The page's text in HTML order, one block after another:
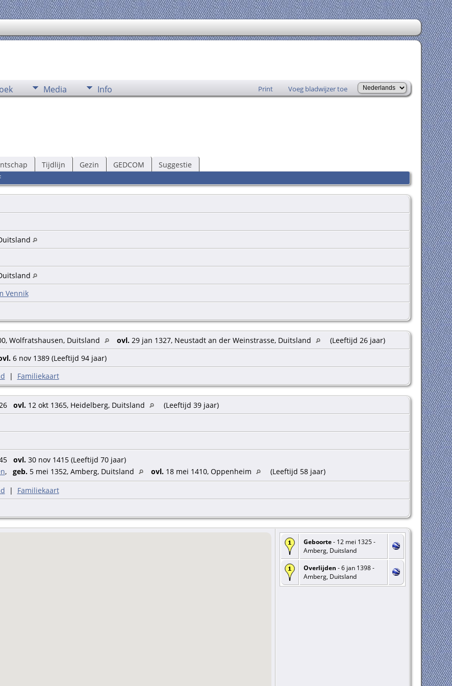
Media Info Print Voeg bladwijzer toe
Tijdlijn Gezin GEDCOM Suggestie
Vennik
Wolfratshausen, Duitsland ovl.29 jan 1327, Neustadt an der Weinstrasse, Duitsland
(Leeftijd 26 jaar)
6 nov 1389 (Leeftijd 94 jaar)
| Familiekaart
ovl.12 okt 1365, Heidelberg, Duitsland
(Leeftijd 39 jaar)
ovl.30 nov 1415 (Leeftijd 70 jaar)
, geb.5 mei 1352, Amberg, Duitsland ovl.18 mei 1410, Oppenheim
(Leeftijd 58 jaar)
| Familiekaart
Geboorte- 12 mei 1325 -
Amberg, Duitsland
Overlijden - 6 jan 1398 -
Amberg, Duitsland